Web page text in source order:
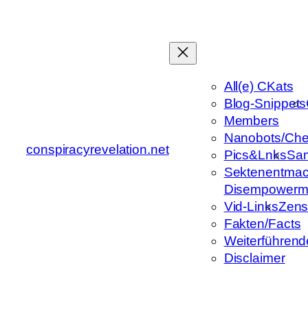
conspiracyrevelation.net
All(e) CKats
Blog-Snippets
Members
Nanobots/
Pics&Lnks
Vid-Links
Fakten/Facts
Disclaimer